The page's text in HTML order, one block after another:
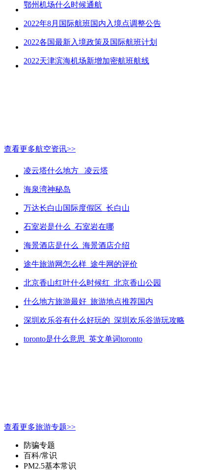
鄂州机场什么时候通航
2022年8月国际航班国内入境点调整公告
2022各国最新入境政策及国际航班计划
2022天津滨海机场新增加密航班航线
查看更多航空资讯>>
凌云塔什么地方_ 凌云塔
海泉湾神秘岛
万达长白山国际度假区_长白山
石室岩是什么_石室岩在哪
海景酒店是什么_海景酒店介绍
途牛旅游网怎么样_途牛网的评价
北京香山红叶什么时候红_北京香山公园
什么地方旅游最好_旅游地点推荐国内
深圳欢乐谷有什么好玩的_深圳欢乐谷游玩攻略
toronto是什么意思_英文单词toronto
查看更多旅游专题>>
防骗专题
百科/常识
PM2.5基本常识